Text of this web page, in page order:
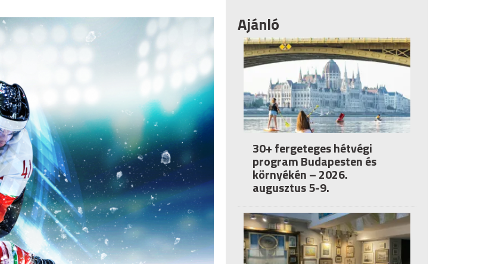
Ajánló
30+ fergeteges hétvégi
program Budapesten és
környékén – 2026.
augusztus 5-9.